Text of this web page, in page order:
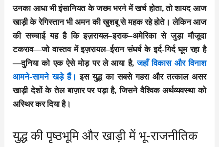
उनका आधा भी इंसानियत के जख्म भरने में खर्च होता, तो शायद आज
खाड़ी के रेगिस्तान भी अमन की खुशबू से महक रहे होते। लेकिन आज
की सच्चाई यह है कि इज़रायल–इराक–अमेरिका से जुड़ा मौजूदा
टकराव—जो वास्तव में इज़रायल–ईरान संघर्ष के इर्द-गिर्द घूम रहा है
—दुनिया को एक ऐसे मोड़ पर ले आया है,जहाँ विकास और विनाश
आमने-सामने खड़े हैं।इस युद्ध का सबसे गहरा और तत्काल असर
खाड़ी देशों के तेल बाज़ार पर पड़ा है, जिसने वैश्विक अर्थव्यवस्था को
अस्थिर कर दिया है।
युद्ध की पृष्ठभूमि और खाड़ी में भू-राजनीतिक